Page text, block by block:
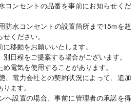
コンセントの品番を事前にお知らせくだ
防水コンセントの設置箇所まで15mを超
ください。
移動をお願いいたします。
別日程をご提案する場合がございます。
め電気を使用することがあります。
、電力会社との契約状況によって、追加
ます。
へ設置の場合、事前に管理者の承諾を得